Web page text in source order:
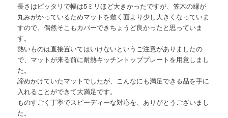
長さはピッタリで幅は5ミリほど大きかったですが、笠木の縁が
丸みがかっているためマットを敷く面より少し大きくなっていま
すので、偶然そこもカバーできちょうど良かったと思っていま
す。
熱いものは直接置いてはいけないというご注意がありましたの
で、マットが来る前に耐熱キッチントッププレートを用意しまし
た。
諦めかけていたマットでしたが、こんなにも満足できる品を手に
入れることができて大満足です。
ものすごく丁寧でスピーディーな対応を、ありがとうございまし
た。